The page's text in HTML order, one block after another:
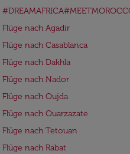
Flüge nach Agadir
Flüge nach Casablanca
Flüge nach Dakhla
Flüge nach Nador
Flüge nach Oujda
Flüge nach Ouarzazate
Flüge nach Tetouan
Flüge nach Rabat